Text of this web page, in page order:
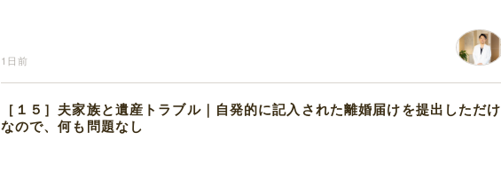
1日前
［１５］夫家族と遺産トラブル｜自発的に記入された離婚届けを提出しただけ
なので、何も問題なし